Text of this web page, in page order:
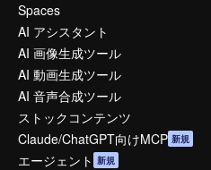
Spaces
AI アシスタント
AI 画像生成ツール
AI 動画生成ツール
AI 音声合成ツール
ストックコンテンツ
Claude/ChatGPT向けMCP 新規
エージェント 新規